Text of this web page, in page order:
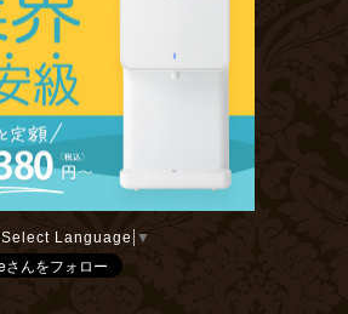
Select Language ▼